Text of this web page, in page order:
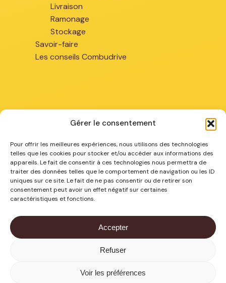
Gérer le consentement
Pour offrir les meilleures expériences, nous utilisons des technologies
telles que les cookies pour stocker et/ou accéder aux informations des
appareils. Le fait de consentir à ces technologies nous permettra de
traiter des données telles que le comportement de navigation ou les ID
uniques sur ce site. Le fait de ne pas consentir ou de retirer son
consentement peut avoir un effet négatif sur certaines
caractéristiques et fonctions.
Accepter
Refuser
Voir les préférences
Livraison
Ramonage
Stockage
Savoir-faire
Les conseils Combudrive
Chez vous
Combustibles à Arras
Combustibles à Béthune
Combustibles à La Bassée
Combustibles à Lens
Combustibles à Lillers
Combustibles à Merville